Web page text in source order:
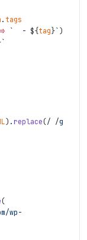
. tags
`  - ${tag}` )
`
) . replace(/ /g
(
wp-